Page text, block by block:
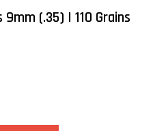
(.35) | 110 Grains